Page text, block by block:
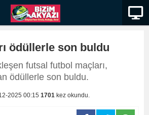
ödüllerle son buldu
futsal futbol maçları,
ödüllerle son buldu.
2025 00:15 1701 kez okundu.